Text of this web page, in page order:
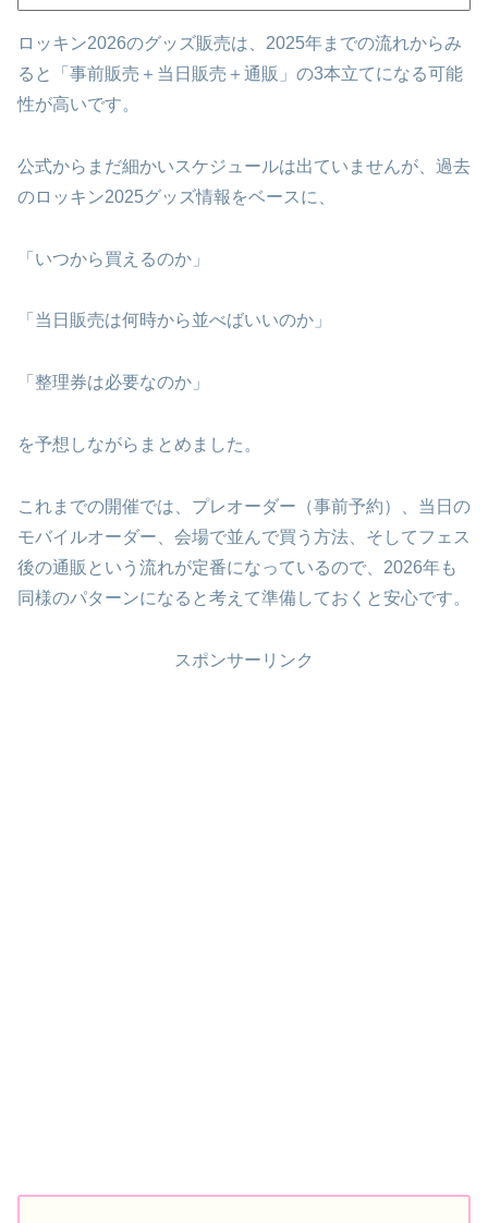
ロッキン2026のグッズ販売は、2025年までの流れからみ
ると「事前販売＋当日販売＋通販」の3本立てになる可能
性が高いです。
公式からまだ細かいスケジュールは出ていませんが、過去
のロッキン2025グッズ情報をベースに、
「いつから買えるのか」
「当日販売は何時から並べばいいのか」
「整理券は必要なのか」
を予想しながらまとめました。
これまでの開催では、プレオーダー（事前予約）、当日の
モバイルオーダー、会場で並んで買う方法、そしてフェス
後の通販という流れが定番になっているので、2026年も
同様のパターンになると考えて準備しておくと安心です。
スポンサーリンク